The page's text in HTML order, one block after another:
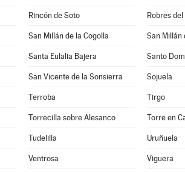
Rincón de Soto Robres
San Millán de la Cogolla San Millán
Santa Eulalia Bajera Santo
San Vicente de la Sonsierra Sojuela
Terroba Tirgo
Torrecilla sobre Alesanco Torre en
Tudelilla Uruñuela
Ventrosa Viguera